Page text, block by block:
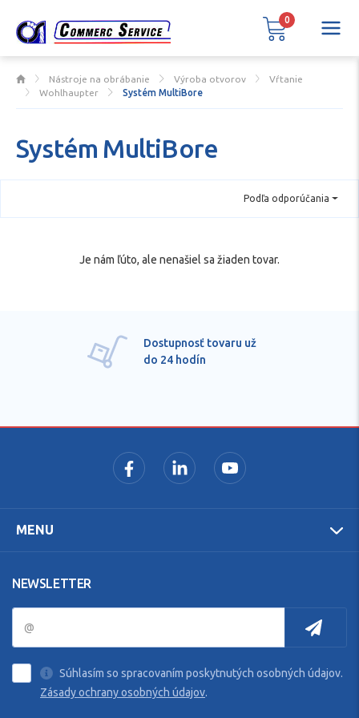
Nástroje na obrábanie Výroba otvorov
Vŕtanie
Wohlhaupter
Systém MultiBore
Systém MultiBore
Podľa odporúčania
Je nám ľúto, ale nenašiel sa žiaden tovar.
Dostupnosť tovaru už
do 24 hodín
MENU
NEWSLETTER
Súhlasím so spracovaním poskytnutých osobných údajov.
Zásady ochrany osobných údajov.
0